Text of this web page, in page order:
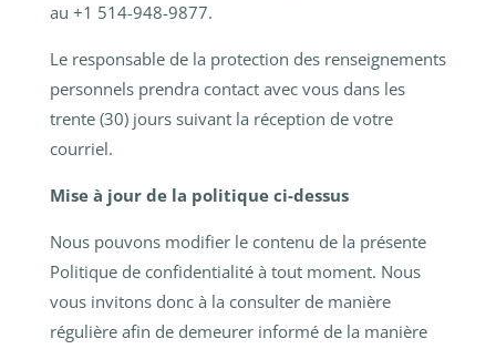
au +1 514-948-9877.
Le responsable de la protection des renseignements
personnels prendra contact avec vous dans les
trente (30) jours suivant la réception de votre
courriel.
Mise à jour de la politique ci-dessus
Nous pouvons modifier le contenu de la présente
Politique de confidentialité à tout moment. Nous
vous invitons donc à la consulter de manière
régulière afin de demeurer informé de la manière